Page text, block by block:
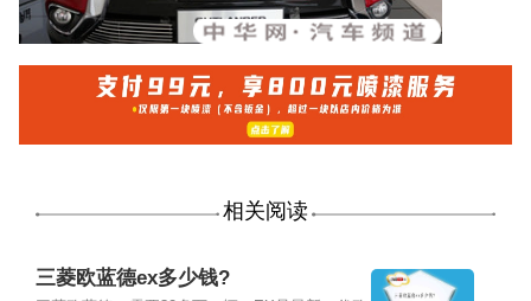
相关阅读
三菱欧蓝德ex多少钱?